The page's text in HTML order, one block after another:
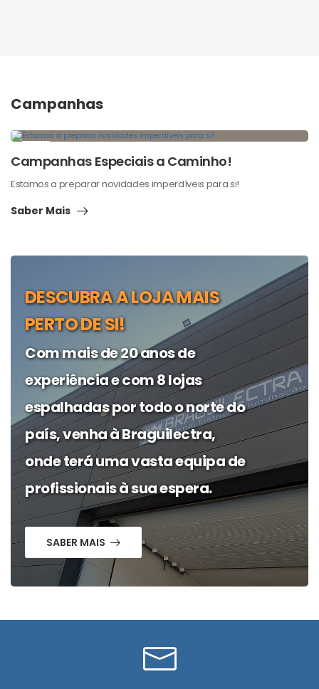
Campanhas
JUN
Campanhas Especiais a Caminho!
Estamos a preparar novidades imperdíveis para si!
Saber Mais
DESCUBRA A LOJA MAIS
PERTO DE SI!
Com mais de 20 anos de
experiência e com 8 lojas
espalhadas por todo o norte do
país, venha à Braguilectra,
onde terá uma vasta equipa de
profissionais à sua espera.
SABER MAIS